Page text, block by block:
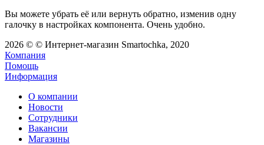
Вы можете убрать её или вернуть обратно, изменив одну
галочку в настройках компонента. Очень удобно.
2026 © © Интернет-магазин Smartochka, 2020
Компания
Помощь
Информация
О компании
Новости
Сотрудники
Вакансии
Магазины